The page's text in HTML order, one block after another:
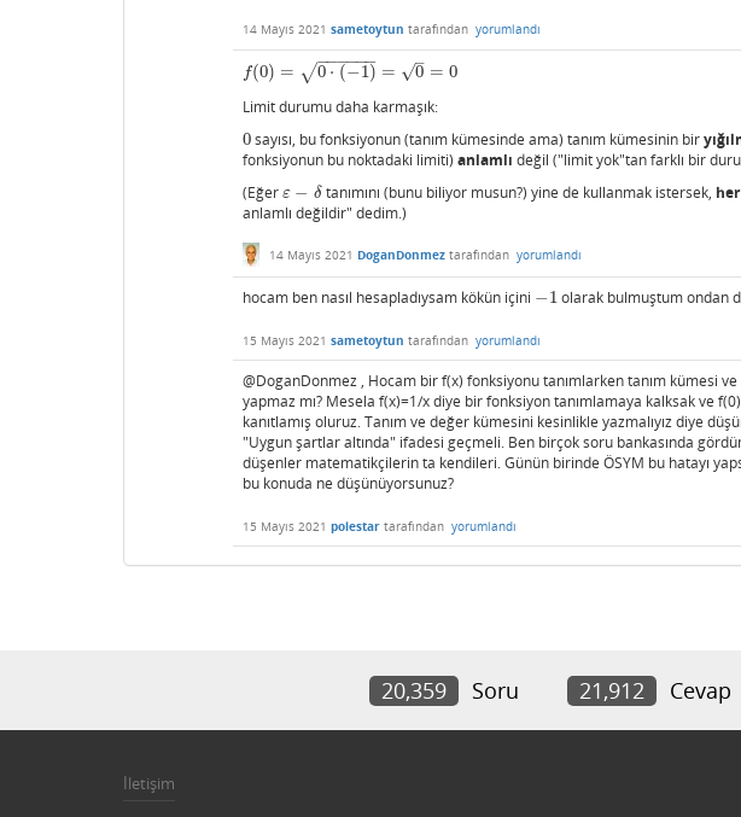
14 Mayıs 2021 sametoytun tarafından yorumlandı
f(0) = 0 ⋅ (−1)
− −
−−−−
√ = 0
–
√ = 0
f(0)= 0⋅(− 1)=0 = 0
Limit durumu daha karmaşık:
0
0sayısı, bu fonksiyonun (tanım kümesinde ama) tanım kümesinin bir
fonksiyonun bu noktadaki limiti) anlamlı değil ("limit yok"tan farklı bir
(Eğer ε − δ
ε−δ tanımını (bunu biliyor musun?) yine de kullanmak istersek,
anlamlı değildir" dedim.)
14 Mayıs 2021 DoganDonmez tarafından yorumlandı
hocam ben nasıl hesapladıysam kökün içini −1
−1 olarak bulmuştum ondan
15 Mayıs 2021 sametoytun tarafından yorumlandı
@DoganDonmez , Hocam bir f(x) fonksiyonu tanımlarken tanım kümesi
yapmaz mı? Mesela f(x)=1/x diye bir fonksiyon tanımlamaya kalksak ve
kanıtlamış oluruz. Tanım ve değer kümesini kesinlikle yazmalıyız diye
"Uygun şartlar altında" ifadesi geçmeli. Ben birçok soru bankasında
düşenler matematikçilerin ta kendileri. Günün birinde ÖSYM bu hatayı
bu konuda ne düşünüyorsunuz?
15 Mayıs 2021 polestar tarafından yorumlandı
20,359 Soru 21,912 Cevap
İletişim